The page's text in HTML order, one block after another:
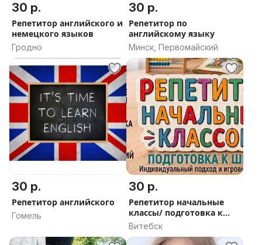
30 р.
Репетитор английского и
немецкого языков
Гродно
30 р.
Репетитор по
английскому языку
Минск, Первомайский
30 р.
Репетитор английского
Гомель
30 р.
Репетитор начальные
классы/ подготовка к
школе
Витебск